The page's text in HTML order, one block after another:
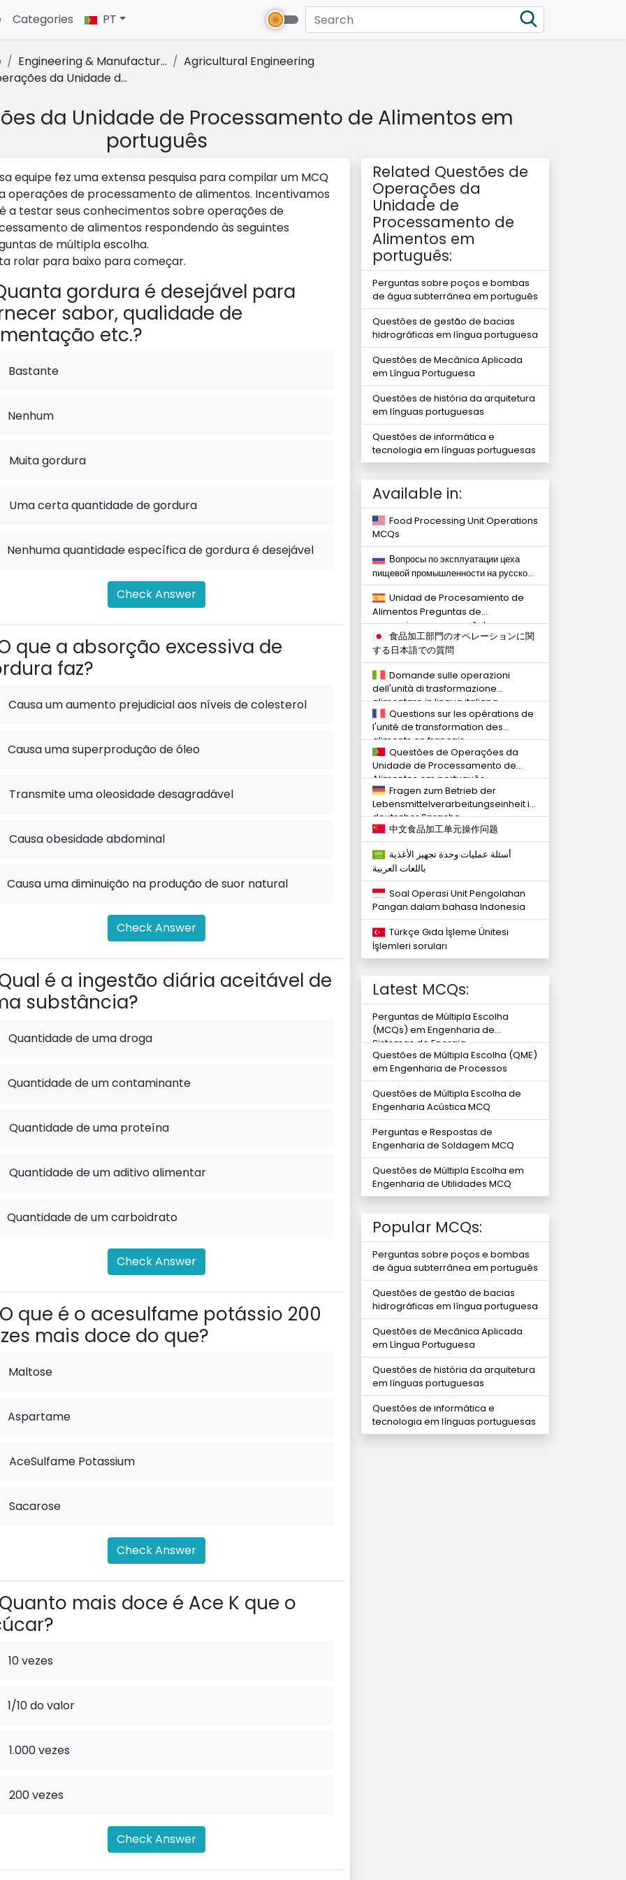
(current)
Categories PT
Engineering & Manufactur...
Agricultural Engineering
da Unidade d...
da Unidade de Processamento de Alimentos em
português
equipe fez uma extensa pesquisa para compilar um MCQ
operações de processamento de alimentos. Incentivamos
a testar seus conhecimentos sobre operações de
de alimentos respondendo às seguintes
de múltipla escolha.
rolar para baixo para começar.
gordura é desejável para
sabor, qualidade de
etc.?
Bastante
Nenhum
Muita gordura
Uma certa quantidade de gordura
Nenhuma quantidade específica de gordura é desejável
Check Answer
que a absorção excessiva de
faz?
Causa um aumento prejudicial aos níveis de colesterol
Causa uma superprodução de óleo
Transmite uma oleosidade desagradável
Causa obesidade abdominal
Causa uma diminuição na produção de suor natural
Check Answer
é a ingestão diária aceitável de
substância?
Quantidade de uma droga
Quantidade de um contaminante
Quantidade de uma proteína
Quantidade de um aditivo alimentar
Quantidade de um carboidrato
Check Answer
O que é o acesulfame potássio 200
mais doce do que?
Maltose
Aspartame
AceSulfame Potassium
Sacarose
Check Answer
Quanto mais doce é Ace K que o
10 vezes
1/10 do valor
1.000 vezes
200 vezes
Check Answer
Related Questões de
Operações da
Unidade de
Processamento de
Alimentos em
português:
Perguntas sobre poços e bombas
de água subterrânea em português
Questões de gestão de bacias
hidrográficas em língua portuguesa
Questões de Mecânica Aplicada
em Língua Portuguesa
Questões de história da arquitetura
em línguas portuguesas
Questões de informática e
tecnologia em línguas portuguesas
Available in:
Food Processing Unit Operations
MCQs
Вопросы по эксплуатации цеха
пищевой промышленности на русском
языке
Unidad de Procesamiento de
Alimentos Preguntas de
operaciones en español
食品加工部門のオペレーションに関
する日本語での質問
Domande sulle operazioni
dell'unità di trasformazione
alimentare in lingua italiana
Questions sur les opérations de
l'unité de transformation des
aliments en français
Questões de Operações da
Unidade de Processamento de
Alimentos em português
Fragen zum Betrieb der
Lebensmittelverarbeitungseinheit in
deutscher Sprache
中文食品加工单元操作问题
باللغات العربية
Soal Operasi Unit Pengolahan
Pangan dalam bahasa Indonesia
Türkçe Gıda İşleme Ünitesi
İşlemleri soruları
Latest MCQs:
Perguntas de Múltipla Escolha
(MCQs) em Engenharia de
Sistemas de Energia
Questões de Múltipla Escolha (QME)
em Engenharia de Processos
Questões de Múltipla Escolha de
Engenharia Acústica MCQ
Perguntas e Respostas de
Engenharia de Soldagem MCQ
Questões de Múltipla Escolha em
Engenharia de Utilidades MCQ
Popular MCQs:
Perguntas sobre poços e bombas
de água subterrânea em português
Questões de gestão de bacias
hidrográficas em língua portuguesa
Questões de Mecânica Aplicada
em Língua Portuguesa
Questões de história da arquitetura
em línguas portuguesas
Questões de informática e
tecnologia em línguas portuguesas